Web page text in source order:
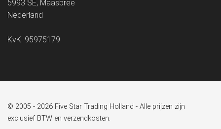
5993 SE, Maasbree
Nederland
KvK: 95975179
© 2005 - 2026 Five Star Trading Holland - Alle prijzen zijn
exclusief BTW en verzendkosten.